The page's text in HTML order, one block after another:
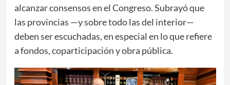
alcanzar consensos en el Congreso. Subrayó que
las provincias —y sobre todo las del interior—
deben ser escuchadas, en especial en lo que refiere
a fondos, coparticipación y obra pública.